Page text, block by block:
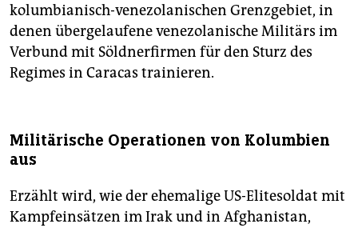
kolumbianisch-venezolanischen Grenzgebiet, in
denen übergelaufene venezolanische Militärs im
Verbund mit Söldnerfirmen für den Sturz des
Regimes in Caracas trainieren.
Militärische Operationen von Kolumbien
aus
Erzählt wird, wie der ehemalige US-Elitesoldat mit
Kampfeinsätzen im Irak und in Afghanistan,